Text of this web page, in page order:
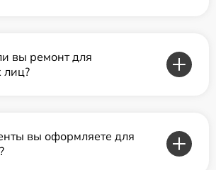
вы ремонт для
лиц?
вы оформляете для